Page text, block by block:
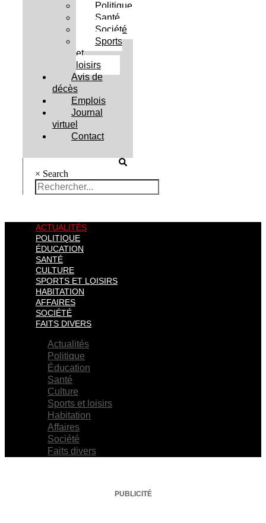
Politique
Santé
Société
Sports
et
loisirs
Avis de
décès
Emplois
Journal
virtuel
Contact
× Search
ACTUALITÉS
POLITIQUE
ÉDUCATION
SANTÉ
CULTURE
SPORTS ET LOISIRS
HABITATION
AFFAIRES
SOCIÉTÉ
FAITS DIVERS
Actualités
Politique
Éducation
Santé
Culture
Sports et loisirs
Habitation
Affaires
Société
Faits divers
PUBLICITÉ